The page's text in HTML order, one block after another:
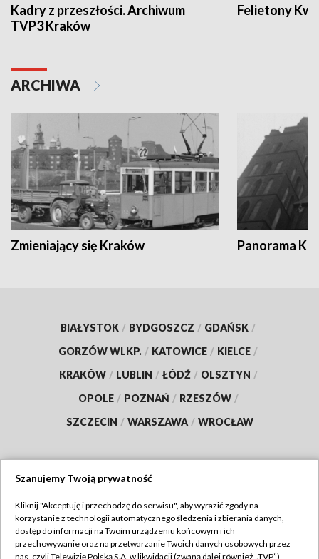
Kadry z przeszłości. Archiwum
TVP3 Kraków
Felietony
ARCHIWA
Zmieniający się Kraków Panorama
BIAŁYSTOK / BYDGOSZCZ / GDAŃSK /
GORZÓW WLKP. / KATOWICE / KIELCE /
KRAKÓW / LUBLIN / ŁÓDŹ / OLSZTYN /
OPOLE / POZNAŃ / RZESZÓW /
SZCZECIN / WARSZAWA / WROCŁAW
TVP
Abonament TVP
Regulamin TVP
Szanujemy Twoją prywatność
Kliknij "Akceptuję i przechodzę do serwisu", aby wyrazić zgody na
korzystanie z technologii automatycznego śledzenia i zbierania danych,
dostęp do informacji na Twoim urządzeniu końcowym i ich
przechowywanie oraz na przetwarzanie Twoich danych osobowych przez
nas, czyli Telewizję Polską S.A. w likwidacji (zwaną dalej również „TVP”),